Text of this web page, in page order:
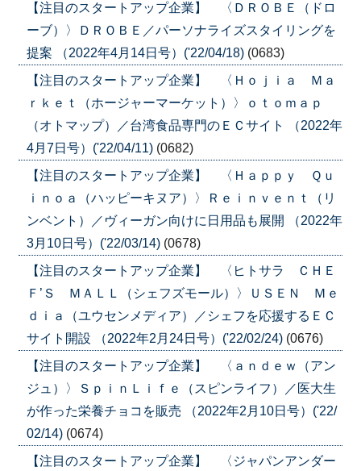
【注目のスタートアップ企業】 〈ＤＲＯＢＥ（ドロ
ーブ）〉ＤＲＯＢＥ／パーソナライズスタイリングを
提案 （2022年4月14日号）('22/04/18) (0683)
【注目のスタートアップ企業】 〈Ｈｏｊｉａ Ｍａ
ｒｋｅｔ（ホージャーマーケット）〉ｏｔｏｍａｐ
（オトマップ）／台湾食品専門のＥＣサイト （2022年
4月7日号）('22/04/11) (0682)
【注目のスタートアップ企業】 〈Ｈａｐｐｙ Ｑｕ
ｉｎｏａ（ハッピーキヌア）〉Ｒｅｉｎｖｅｎｔ（リ
ンベント）／ヴィーガン向けに日用品も展開 （2022年
3月10日号）('22/03/14) (0678)
【注目のスタートアップ企業】 〈ヒトサラ ＣＨＥ
Ｆ’Ｓ ＭＡＬＬ（シェフズモール）〉ＵＳＥＮ Ｍｅ
ｄｉａ（ユウセンメディア）／シェフを応援するＥＣ
サイト開設 （2022年2月24日号）('22/02/24) (0676)
【注目のスタートアップ企業】 〈ａｎｄｅｗ（アン
ジュ）〉ＳｐｉｎＬｉｆｅ（スピンライフ）／医大生
が作った栄養チョコを販売 （2022年2月10日号）('22/
02/14) (0674)
【注目のスタートアップ企業】 〈ジャパンアンダー